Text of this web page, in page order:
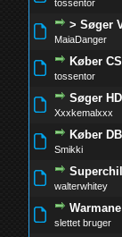
tossentor
> Søger
MaiaDanger
0
Køber
tossentor
0
Søger
Xxxkemalxxx
0
Køber
Smikki
0
walterwhitey
0
slettet bruger
0